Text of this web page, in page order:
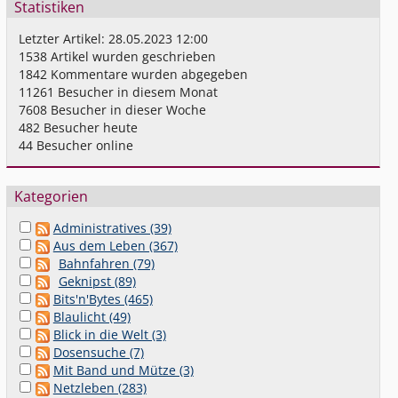
Statistiken
Letzter Artikel: 28.05.2023 12:00
1538 Artikel wurden geschrieben
1842 Kommentare wurden abgegeben
11261 Besucher in diesem Monat
7608 Besucher in dieser Woche
482 Besucher heute
44 Besucher online
Kategorien
Administratives (39)
Aus dem Leben (367)
Bahnfahren (79)
Geknipst (89)
Bits'n'Bytes (465)
Blaulicht (49)
Blick in die Welt (3)
Dosensuche (7)
Mit Band und Mütze (3)
Netzleben (283)